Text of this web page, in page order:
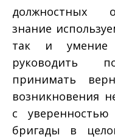
должностных
знание
так и умение
руководить
принимать
возникновения
с уверенностью
бригады в